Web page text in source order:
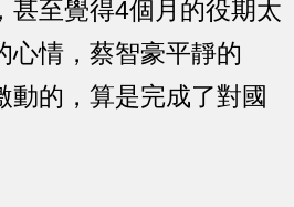
甚至覺得4個月的役期太
心情，蔡智豪平靜的
動的，算是完成了對國